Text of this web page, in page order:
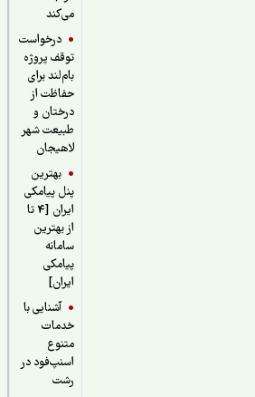
درخواست
توقف پروژه
بام‌لند برای
حفاظت از
درختان و
طبیعت شهر
لاهیجان
بهترین
پنل پیامکی
ایران [4 تا
از بهترین
سامانه
پیامکی
آشنایی با
خدمات
اسنپ‌فود در